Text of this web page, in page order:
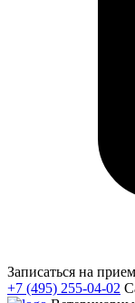
Записаться на прием
+7 (495) 255-04-02